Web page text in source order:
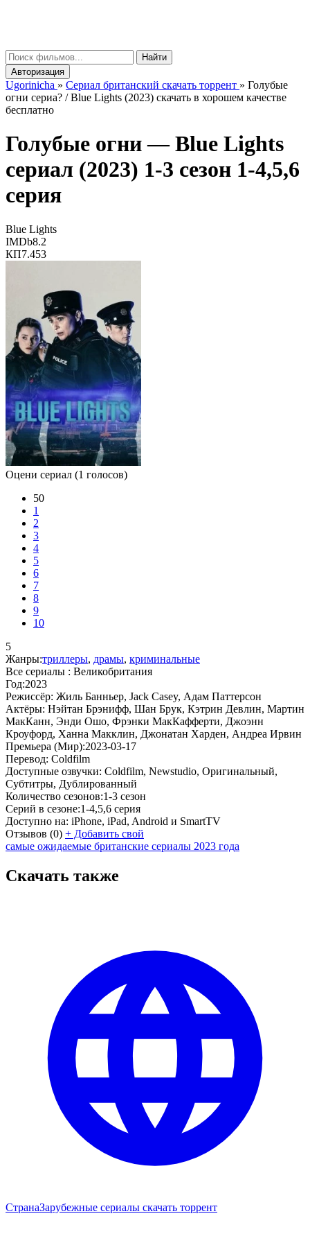
Найти
Авторизация
Ugorinicha » Сериал британский скачать торрент » Голубые
огни сериа? / Blue Lights (2023) скачать в хорошем качестве
бесплатно
Голубые огни —Blue Lights
сериал (2023) 1-3 сезон 1-4,5,6
серия
Blue Lights
IMDb8.2
КП7.453
Оцени сериал (1 голосов)
50
1
2
3
4
5
6
7
8
9
10
5
Жанры:триллеры, драмы, криминальные
Все сериалы : Великобритания
Год:2023
Режиссёр: Жиль Банньер, Jack Casey, Адам Паттерсон
Актёры: Нэйтан Брэнифф, Шан Брук, Кэтрин Девлин, Мартин
МакКанн, Энди Ошо, Фрэнки МакКафферти, Джоэнн
Кроуфорд, Ханна Макклин, Джонатан Харден, Андреа Ирвин
Премьера (Мир):2023-03-17
Перевод: Coldfilm
Доступные озвучки: Coldfilm, Newstudio, Оригинальный,
Субтитры, Дублированный
Количество сезонов:1-3 сезон
Серий в сезоне:1-4,5,6 серия
Доступно на: iPhone, iPad, Android и SmartTV
Отзывов (0) + Добавить свой
самые ожидаемые британские сериалы 2023 года
Скачать также
СтранаЗарубежные сериалы скачать торрент